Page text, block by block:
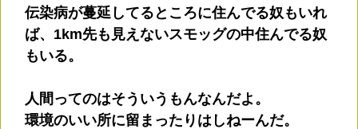
伝染病が蔓延してるところに住んでる奴もいれ
ば、1km先も見えないスモッグの中住んでる奴
もいる。
人間ってのはそういうもんなんだよ。
環境のいい所に留まったりはしねーんだ。